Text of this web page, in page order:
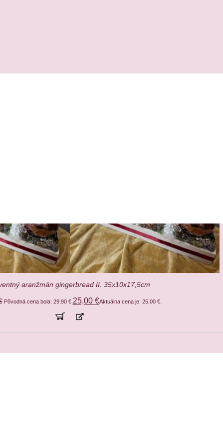
aranžmán gingerbread II. 35x10x17,5cm
Pôvodná cena bola: 29,90 €. 25,00 €Aktuálna cena je: 25,00 €.